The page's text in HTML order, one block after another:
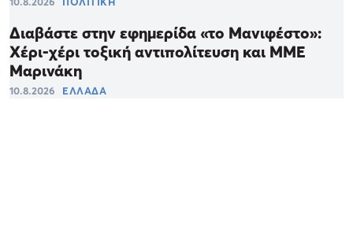
Διαβάστε στην εφημερίδα «το Μανιφέστο»:
Χέρι-χέρι τοξική αντιπολίτευση και ΜΜΕ
Μαρινάκη
10.8.2026 ΕΛΛΑΔΑ